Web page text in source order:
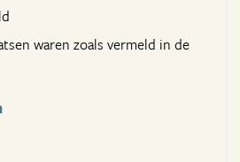
waren zoals vermeld in de